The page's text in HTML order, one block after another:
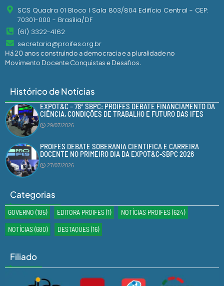
SCS Quadra 01 Bloco I Sala 803/804 Edifício Central - CEP:
70301-000 - Brasília/DF
(61) 3322-4162
secretaria@proifes.org.br
Há 20 anos construindo a democracia e a pluralidade no
Movimento Docente Conquistas e Desafios.
Histórico de Notícias
EXPOT&C – 78ª SBPC: PROIFES DEBATE FINANCIAMENTO DA
CIÊNCIA, CONDIÇÕES DE TRABALHO E FUTURO DAS IFES
29/07/2026
PROIFES DEBATE SOBERANIA CIENTÍFICA E CARREIRA
DOCENTE NO PRIMEIRO DIA DA EXPOT&C-SBPC 2026
27/07/2026
Categorias
GOVERNO (185) EDITORA PROIFES(1) NOTÍCIAS PROIFES(624)
NOTÍCIAS(680) DESTAQUES(16)
Filiado